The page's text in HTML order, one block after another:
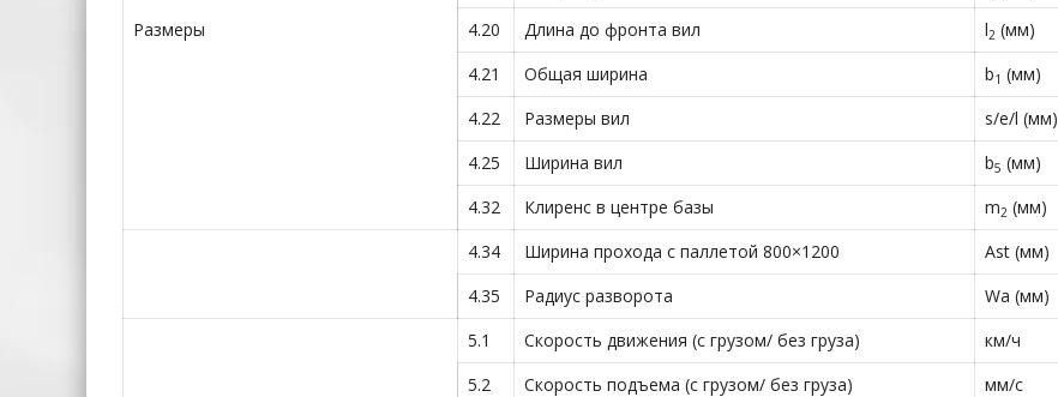
Размеры 4.20 Длина до фронта вил l2 (мм)
4.21 Общая ширина b1 (мм)
4.22
Размеры вил s/e/l (мм)
4.25
Ширина вил b5 (мм)
4.32 Клиренс в центре базы m2 (мм)
4.34
Ширина прохода с паллетой 800×1200 Ast (мм)
4.35 Радиус разворота Wa (мм)
5.1 Скорость движения (с грузом/ без груза) км/ч
5.2
Скорость подъема (с грузом/ без груза) мм/с